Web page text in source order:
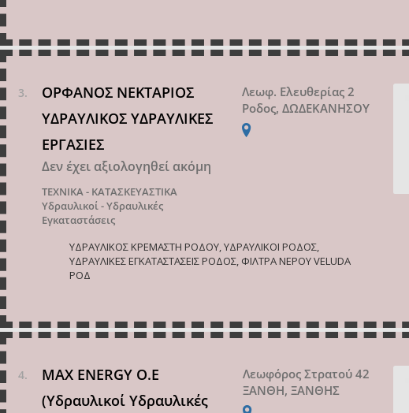
ΟΡΦΑΝΟΣ ΝΕΚΤΑΡΙΟΣ
ΥΔΡΑΥΛΙΚΟΣ ΥΔΡΑΥΛΙΚΕΣ
ΕΡΓΑΣΙΕΣ
Δεν έχει αξιολογηθεί ακόμη
ΤΕΧΝΙΚΑ - ΚΑΤΑΣΚΕΥΑΣΤΙΚΑ
Υδραυλικοί - Υδραυλικές
Εγκαταστάσεις
Λεωφ. Ελευθερίας 2
Ροδος, ΔΩΔΕΚΑΝΗΣΟΥ
ΥΔΡΑΥΛΙΚΟΣ ΚΡΕΜΑΣΤΗ ΡΟΔΟΥ, ΥΔΡΑΥΛΙΚΟΙ ΡΟΔΟΣ,
ΥΔΡΑΥΛΙΚΕΣ ΕΓΚΑΤΑΣΤΑΣΕΙΣ ΡΟΔΟΣ, ΦΙΛΤΡΑ ΝΕΡΟΥ VELUDA
ΡΟΔ
MAX ENERGY O.E
(Υδραυλικοί Υδραυλικές
Λεωφόρος Στρατού 42
ΞΑΝΘΗ, ΞΑΝΘΗΣ